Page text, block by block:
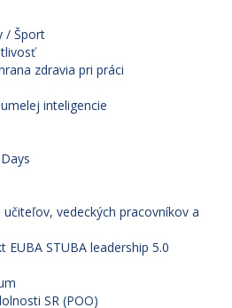
/ Šport
zdravia pri práci
inteligencie
vedeckých pracovníkov a
EUBA STUBA leadership 5.0
SR (POO)